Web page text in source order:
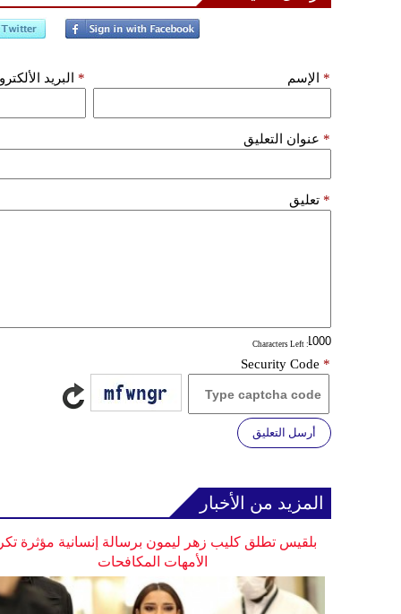
الإسم * البريد *
عنوان التعليق *
تعليق *
: Characters Left
Security Code *
أرسل التعليق
المزيد من الأخبار
بلقيس تطلق كليب زهر ليمون برسالة إنسانية مؤثرة
الأمهات المكافحات